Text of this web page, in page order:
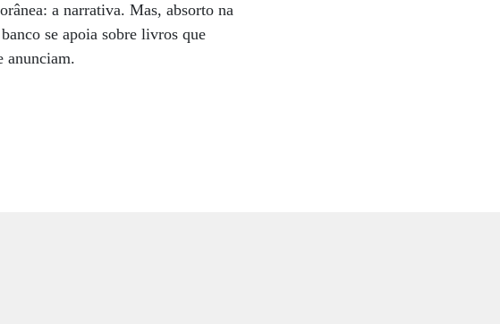
a narrativa. Mas, absorto na
se apoia sobre livros que
anunciam.